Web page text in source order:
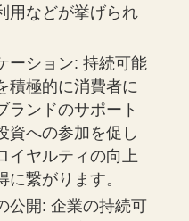
用などが挙げられ
ーション: 持続可能
積極的に消費者に
ランドのサポート
資への参加を促し
イヤルティの向上
繋がります。
公開: 企業の持続可